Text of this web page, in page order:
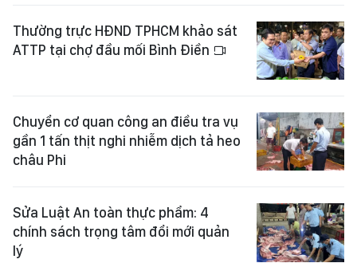
Thường trực HĐND TPHCM khảo sát
ATTP tại chợ đầu mối Bình Điền
Chuyển cơ quan công an điều tra vụ
gần 1 tấn thịt nghi nhiễm dịch tả heo
châu Phi
Sửa Luật An toàn thực phẩm: 4
chính sách trọng tâm đổi mới quản
lý